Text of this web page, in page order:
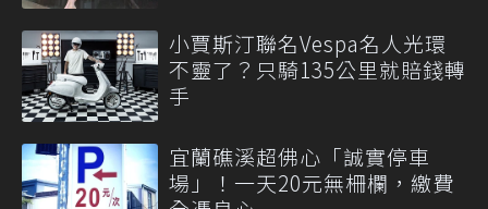
小賈斯汀聯名Vespa名人光環
不靈了？只騎135公里就賠錢轉
手
宜蘭礁溪超佛心「誠實停車
場」！一天20元無柵欄，繳費